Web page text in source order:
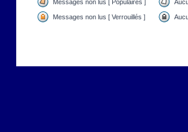
Messages non lus [ Populaires ]
Messages non lus [ Verrouillés ]